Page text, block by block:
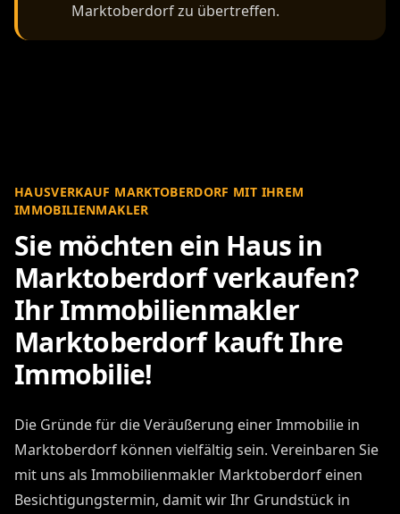
Marktoberdorf zu übertreffen.
HAUSVERKAUF MARKTOBERDORF MIT IHREM
IMMOBILIENMAKLER
Sie möchten ein Haus in
Marktoberdorf verkaufen?
Ihr Immobilienmakler
Marktoberdorf kauft Ihre
Immobilie!
Die Gründe für die Veräußerung einer Immobilie in
Marktoberdorf können vielfältig sein. Vereinbaren Sie
mit uns als Immobilienmakler Marktoberdorf einen
Besichtigungstermin, damit wir Ihr Grundstück in